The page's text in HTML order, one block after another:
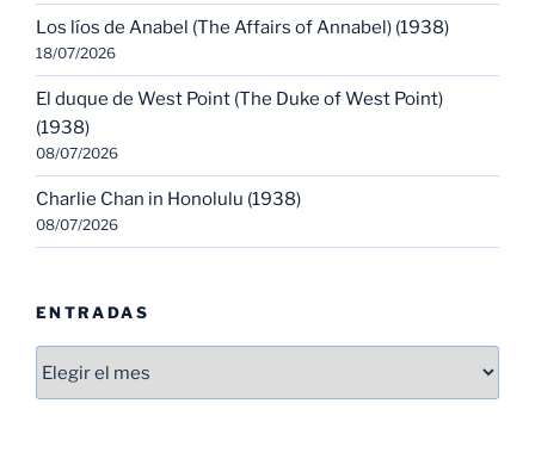
Los líos de Anabel (The Affairs of Annabel) (1938)
18/07/2026
El duque de West Point (The Duke of West Point)
(1938)
08/07/2026
Charlie Chan in Honolulu (1938)
08/07/2026
ENTRADAS